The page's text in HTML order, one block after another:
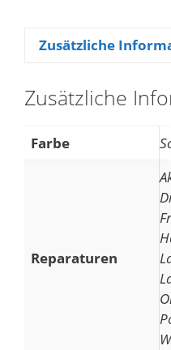
Zusätzliche
Zusätzliche
Farbe
Reparaturen